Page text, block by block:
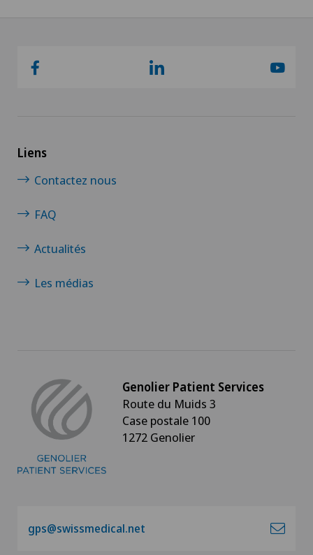
Liens
Contactez nous
FAQ
Actualités
Les médias
Genolier Patient Services
Route du Muids 3
Case postale 100
1272 Genolier
gps@swissmedical.net